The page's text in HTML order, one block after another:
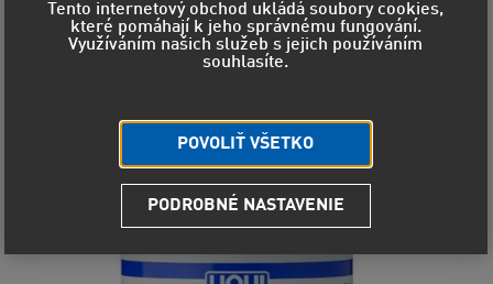
Tento internetový obchod ukládá soubory cookies,
které pomáhají k jeho správnému fungování.
Využíváním našich služeb s jejich používáním
souhlasíte.
POVOLIŤ VŠETKO
PODROBNÉ NASTAVENIE